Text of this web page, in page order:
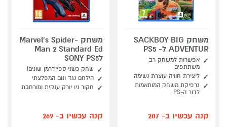
משחק SACKBOY BIG
ADVENTUR ל- PS5
אפשרות למשחק רב
משתתפים
ליצירת חוויה עוצרת נשימה
גרפיקת משחק המותאמות
לדור ה-PS
קנה עכשיו ב- 207
משחק Marvel's Spider-
Man 2 Standard Ed
לSONY PS5
שחק כשני ספיידרמן שונים!
הילחם נגד ונום המפלצתי
חקור ניו יורק ענקית ומורחבת
קנה עכשיו ב- 269